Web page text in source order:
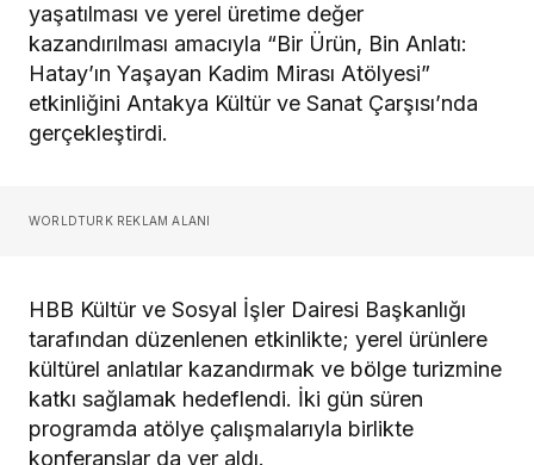
yaşatılması ve yerel üretime değer
kazandırılması amacıyla “Bir Ürün, Bin Anlatı:
Hatay’ın Yaşayan Kadim Mirası Atölyesi”
etkinliğini Antakya Kültür ve Sanat Çarşısı’nda
gerçekleştirdi.
WORLDTURK REKLAM ALANI
HBB Kültür ve Sosyal İşler Dairesi Başkanlığı
tarafından düzenlenen etkinlikte; yerel ürünlere
kültürel anlatılar kazandırmak ve bölge turizmine
katkı sağlamak hedeflendi. İki gün süren
programda atölye çalışmalarıyla birlikte
konferanslar da yer aldı.